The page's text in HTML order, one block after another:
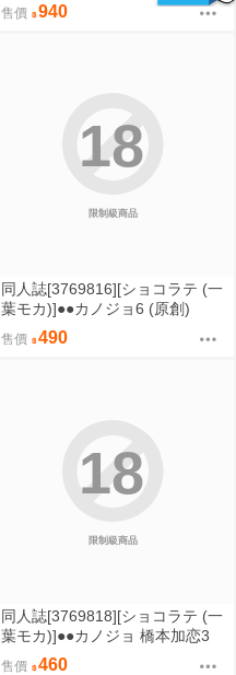
售價 940
限制級商品
18
同人誌[3769816][ショコラテ (一
葉モカ)]●●カノジョ6 (原創)
售價 490
限制級商品
18
同人誌[3769818][ショコラテ (一
葉モカ)]●●カノジョ 橋本加恋3
售價 460